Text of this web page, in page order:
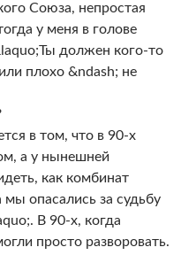
Союза, непростая
у меня в голове
должен кого-то
плохо &ndash; не
в том, что в 90-х
а у нынешней
как комбинат
опасались за судьбу
В 90-х, когда
просто разворовать.